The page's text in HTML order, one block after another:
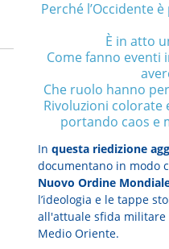
Perché l’Occidente
È in atto
Come fanno eventi
Che ruolo hanno
Rivoluzioni colorate
portando caos e
In questa riedizione
documentano in modo
Nuovo Ordine
l’ideologia e le tappe
all'attuale sfida militare
Medio Oriente.